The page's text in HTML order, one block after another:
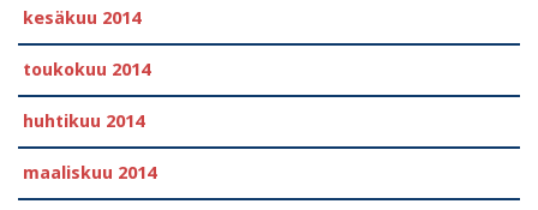
kesäkuu 2014
toukokuu 2014
huhtikuu 2014
maaliskuu 2014